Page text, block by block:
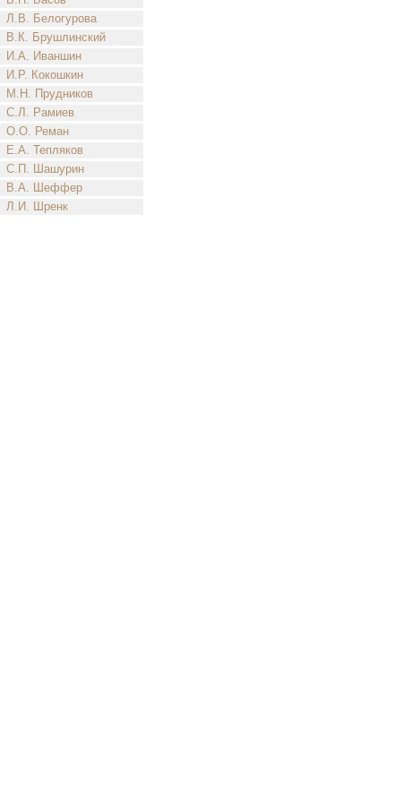
Л.В. Белогурова
В.К. Брушлинский
И.А. Иваншин
И.Р. Кокошкин
М.Н. Прудников
С.Л. Рамиев
О.О. Реман
Е.А. Тепляков
С.П. Шашурин
В.А. Шеффер
Л.И. Шренк